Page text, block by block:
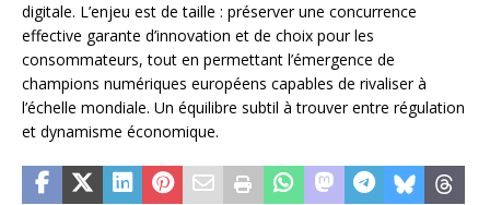
digitale. L’enjeu est de taille : préserver une concurrence
effective garante d’innovation et de choix pour les
consommateurs, tout en permettant l’émergence de
champions numériques européens capables de rivaliser à
l’échelle mondiale. Un équilibre subtil à trouver entre régulation
et dynamisme économique.